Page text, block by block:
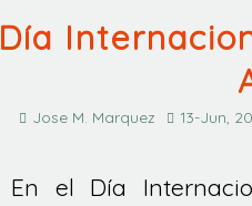
Día
Jose M. Marquez 13-Jun,
En el Día